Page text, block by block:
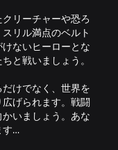
リーチャーや恐ろ
リル満点のベルト
ないヒーローとな
と戦いましょう。
だけでなく、世界を
げられます。戦闘
いましょう。あな
す…